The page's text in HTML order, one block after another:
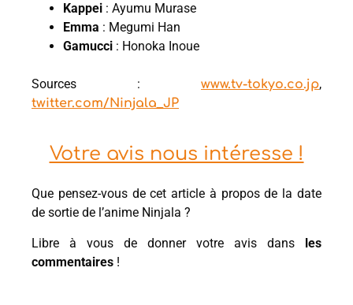
Kappei : Ayumu Murase
Emma : Megumi Han
Gamucci : Honoka Inoue
Sources : www.tv-tokyo.co.jp,
twitter.com/Ninjala_JP
Votre avis nous intéresse !
Que pensez-vous de cet article à propos de la date
de sortie de l’anime Ninjala ?
Libre à vous de donner votre avis dans les
commentaires !